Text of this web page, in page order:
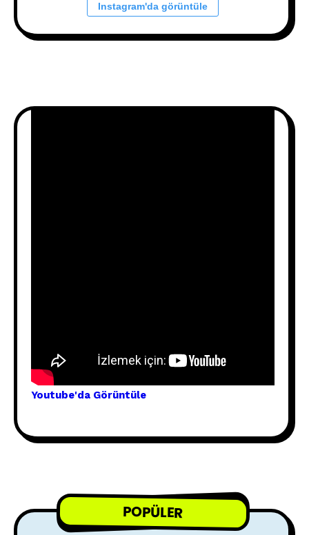
Instagram'da görüntüle
Youtube'da Görüntüle
POPÜLER